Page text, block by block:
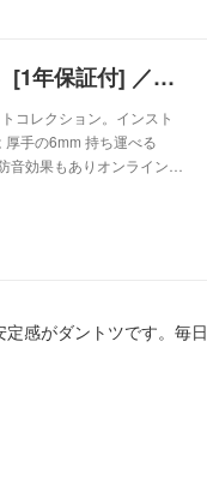
Manduka マンドゥカ PRO プロ ヨガマット (6mm） [1年保証付] ／manduka yoga mat PRO
コレクション。インスト
手の6mm 持ち運べる
音効果もありオンライン…
感がダントツです。毎日